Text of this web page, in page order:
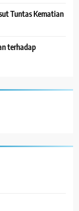
Tuntas Kematian
terhadap